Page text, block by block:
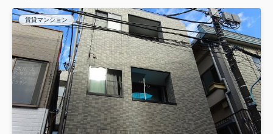
賃貸マンション